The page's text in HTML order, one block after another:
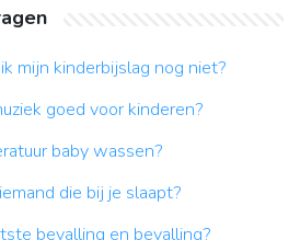
mijn kinderbijslag nog niet?
goed voor kinderen?
baby wassen?
die bij je slaapt?
bevalling en bevalling?